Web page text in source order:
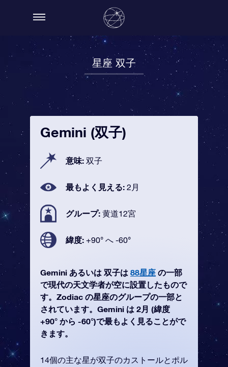
星座 双子
Gemini (双子)
意味: 双子
最もよく見える: 2月
グループ: 黄道12宮
緯度: +90° へ -60°
Gemini あるいは 双子は 88星座 の一部
で現代の天文学者が空に設置したもので
す。Zodiac の星座のグループの一部と
されています。Gemini は 2月 (緯度
+90° から -60°)で最もよく見ることがで
きます。
14個の主な星が双子のカストールとポル